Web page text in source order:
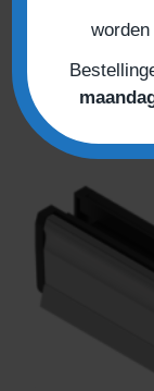
Krukschild
€110,00